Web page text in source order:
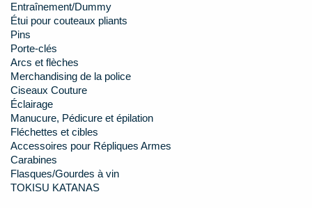
Entraînement/Dummy
Étui pour couteaux pliants
Pins
Porte-clés
Arcs et flèches
Merchandising de la police
Ciseaux Couture
Éclairage
Manucure, Pédicure et épilation
Fléchettes et cibles
Accessoires pour Répliques Armes
Carabines
Flasques/Gourdes à vin
TOKISU KATANAS